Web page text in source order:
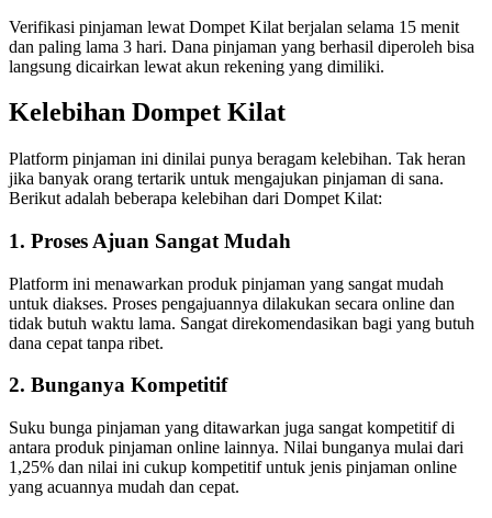
Verifikasi pinjaman lewat Dompet Kilat berjalan selama 15 menit
dan paling lama 3 hari. Dana pinjaman yang berhasil diperoleh bisa
langsung dicairkan lewat akun rekening yang dimiliki.
Kelebihan Dompet Kilat
Platform pinjaman ini dinilai punya beragam kelebihan. Tak heran
jika banyak orang tertarik untuk mengajukan pinjaman di sana.
Berikut adalah beberapa kelebihan dari Dompet Kilat:
1. Proses Ajuan Sangat Mudah
Platform ini menawarkan produk pinjaman yang sangat mudah
untuk diakses. Proses pengajuannya dilakukan secara online dan
tidak butuh waktu lama. Sangat direkomendasikan bagi yang butuh
dana cepat tanpa ribet.
2. Bunganya Kompetitif
Suku bunga pinjaman yang ditawarkan juga sangat kompetitif di
antara produk pinjaman online lainnya. Nilai bunganya mulai dari
1,25% dan nilai ini cukup kompetitif untuk jenis pinjaman online
yang acuannya mudah dan cepat.